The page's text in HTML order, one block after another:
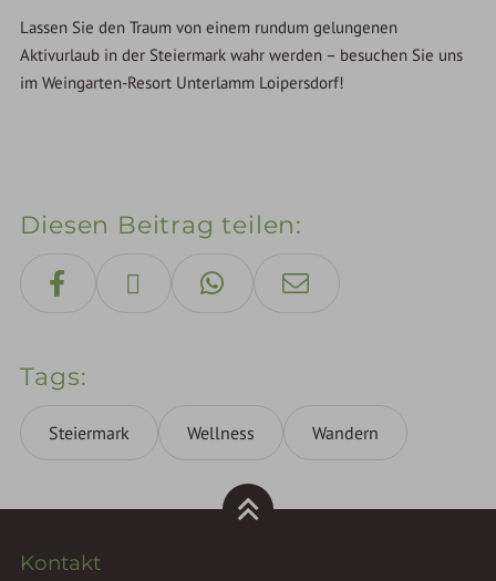
Lassen Sie den Traum von einem rundum gelungenen
Aktivurlaub in der Steiermark wahr werden – besuchen Sie uns
im Weingarten-Resort Unterlamm Loipersdorf!
Diesen Beitrag teilen
Tags
Steiermark Wellness Wandern
Kontakt